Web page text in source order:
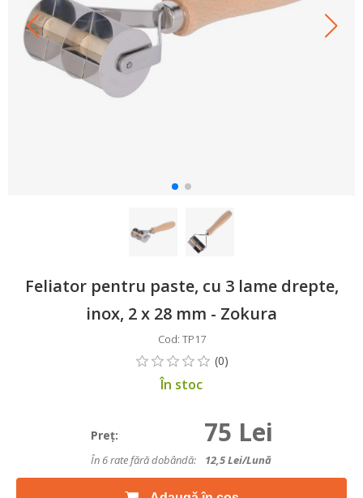
Feliator pentru paste, cu 3 lame drepte,
inox, 2 x 28 mm - Zokura
Cod: TP17
În stoc
Preţ: 75 Lei
În 6 rate fără dobândă: 12,5Lei/lună